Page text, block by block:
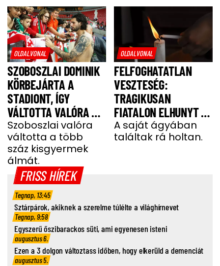
OLDALVONAL
SZOBOSZLAI DOMINIK
KÖRBEJÁRTA A
STADIONT, ÍGY
VÁLTOTTA VALÓRA A
GYEREKEK ÁLMÁT
Szoboszlai valóra
váltotta a több
száz kisgyermek
álmát.
OLDALVONAL
FELFOGHATATLAN
VESZTESÉG:
TRAGIKUSAN
FIATALON ELHUNYT A
TEHETSÉGES FOCISTA
A saját ágyában
találtak rá holtan.
FRISS HÍREK
Tegnap, 13:45
Sztárpárok, akiknek a szerelme túlélte a világhírnevet
Tegnap, 9:58
Egyszerű őszibarackos süti, ami egyenesen isteni
augusztus 6.
Ezen a 3 dolgon változtass időben, hogy elkerüld a demenciát
augusztus 5.